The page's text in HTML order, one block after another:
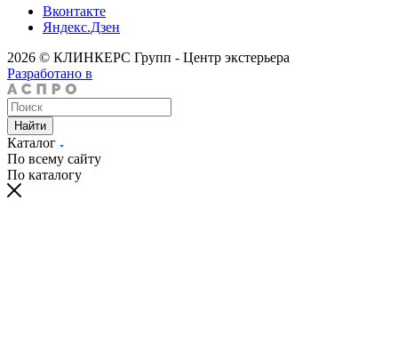
Вконтакте
Яндекс.Дзен
2026 © КЛИНКЕРС Групп - Центр экстерьера
Разработано в
Найти
Каталог
По всему сайту
По каталогу